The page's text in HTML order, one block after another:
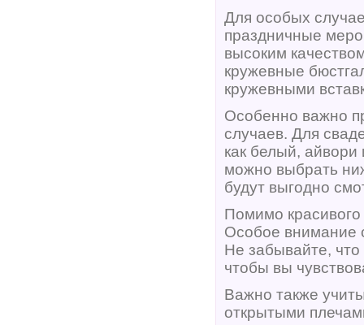
Для особых
праздничные
высоким
кружевные
кружевными
Особенно важно
случаев. Для
как белый,
можно выбрать
будут выгодно
Помимо
Особое внимание
Не забывайте,
чтобы вы
Важно также
открытыми